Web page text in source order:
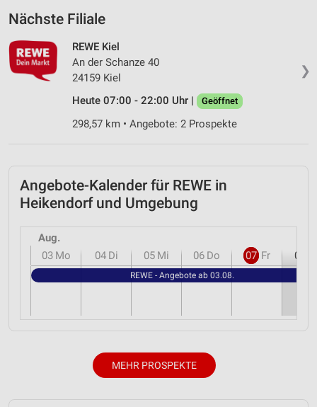
Nächste Filiale
❯
REWE Kiel
An der Schanze 40
24159 Kiel
Heute 07:00 - 22:00 Uhr |
Geöffnet
298,57 km • Angebote: 2 Prospekte
Angebote-Kalender für REWE in
Heikendorf und Umgebung
Aug.
03 Mo 04 Di 05 Mi 06 Do 07 Fr 08
REWE - Angebote ab 03.08.
MEHR PROSPEKTE